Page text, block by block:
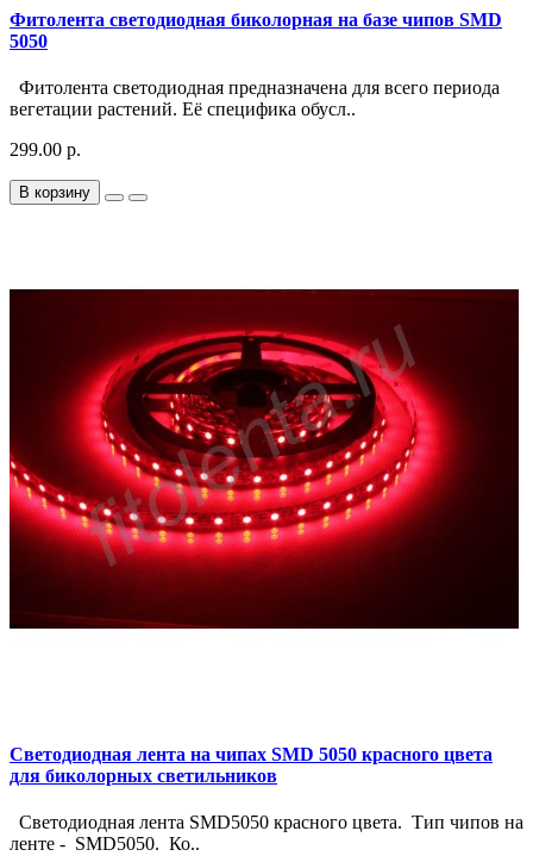
Фитолента светодиодная биколорная на базе чипов SMD
5050
Фитолента светодиодная предназначена для всего периода
вегетации растений. Её специфика обусл..
299.00 р.
В корзину
Светодиодная лента на чипах SMD 5050 красного цвета
для биколорных светильников
Светодиодная лента SMD5050 красного цвета. Тип чипов на
ленте - SMD5050. Ко..